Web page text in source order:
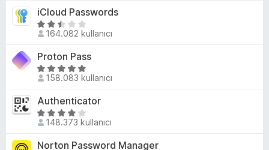
u
a
n
n
4
,
p
u
a
n
n
d
e
3
,
p
u
a
z
e
r
n
d
e
3
,
p
iCloud Passwords
5
ü
z
e
r
n
d
e
164.082 kullanıcı
Proton Pass
5
ü
z
e
r
n
158.083 kullanıcı
Authenticator
5
ü
z
148.373 kullanıcı
Norton Password Manager